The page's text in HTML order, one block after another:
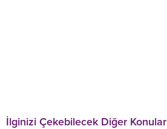
İlginizi Çekebilecek Diğer Konular